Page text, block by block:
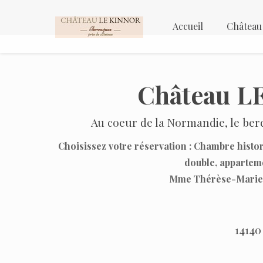
Accueil Château
Château
Au coeur de la Normandie, le
Choisissez votre réservation : Chambre
double,
Mme Thérèse-Marie